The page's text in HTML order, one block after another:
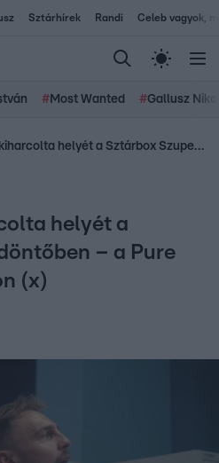
Sztárhírek Randi Celeb vagyok,
# Most Wanted #Gallusz
BSW Matyi kiharcolta helyét a Sztárbox Szuperdöntőben – a Pure Gold segíti az úton (x)
helyét a
– a Pure
(x)